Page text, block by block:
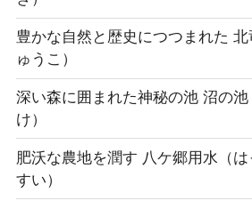
豊かな自然と歴史につつまれた 北
ゅうこ）
深い森に囲まれた神秘の池 沼の
け）
肥沃な農地を潤す 八ケ郷用水（は
すい）